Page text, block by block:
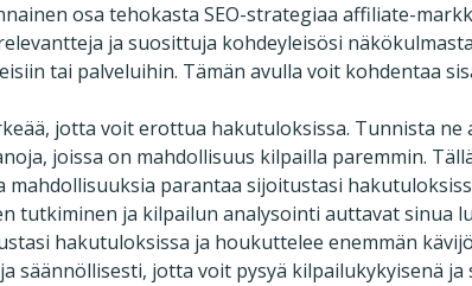
osa tehokasta SEO-strategiaa affiliate-
ja suosittuja kohdeyleisösi
tai palveluihin. Tämän avulla voit kohdentaa
jotta voit erottua hakutuloksissa. Tunnista ne
joissa on mahdollisuus kilpailla paremmin.
mahdollisuuksia parantaa sijoitustasi
tutkiminen ja kilpailun analysointi auttavat sinua
hakutuloksissa ja houkuttelee enemmän
säännöllisesti, jotta voit pysyä kilpailukykyisenä ja